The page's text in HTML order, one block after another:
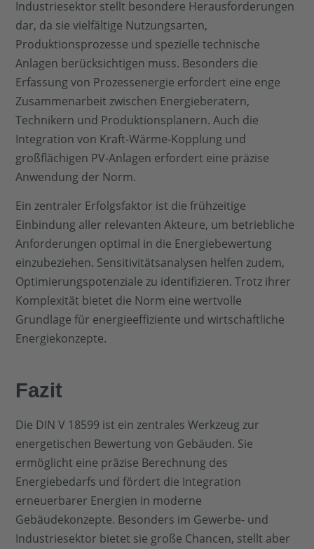
Industriesektor stellt besondere Herausforderungen
dar, da sie vielfältige Nutzungsarten,
Produktionsprozesse und spezielle technische
Anlagen berücksichtigen muss. Besonders die
Erfassung von Prozessenergie erfordert eine enge
Zusammenarbeit zwischen Energieberatern,
Technikern und Produktionsplanern. Auch die
Integration von Kraft-Wärme-Kopplung und
großflächigen PV-Anlagen erfordert eine präzise
Anwendung der Norm.
Ein zentraler Erfolgsfaktor ist die frühzeitige
Einbindung aller relevanten Akteure, um betriebliche
Anforderungen optimal in die Energiebewertung
einzubeziehen. Sensitivitätsanalysen helfen zudem,
Optimierungspotenziale zu identifizieren. Trotz ihrer
Komplexität bietet die Norm eine wertvolle
Grundlage für energieeffiziente und wirtschaftliche
Energiekonzepte.
Fazit
Die DIN V 18599 ist ein zentrales Werkzeug zur
energetischen Bewertung von Gebäuden. Sie
ermöglicht eine präzise Berechnung des
Energiebedarfs und fördert die Integration
erneuerbarer Energien in moderne
Gebäudekonzepte. Besonders im Gewerbe- und
Industriesektor bietet sie große Chancen, stellt aber